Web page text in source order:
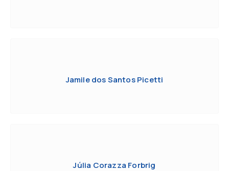
Jamile dos Santos Picetti
Júlia Corazza Forbrig